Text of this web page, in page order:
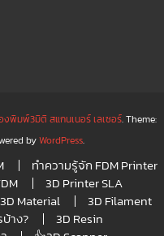
งพิมพ์3มิติ สแกนเนอร์ เลเซอร์. Theme:
byWordPress.
ทำความรู้จัก FDM Printer
3D Printer SLA
Material
3D Filament
บ้าง?
3D Resin